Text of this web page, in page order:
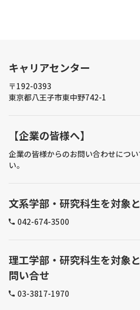
キャリアセンター
〒192-0393
東京都八王子市東中野742-1
【企業の皆様へ】
企業の皆様からのお問い合わせにつ
い。
文系学部・研究科生を対象
042-674-3500
理工学部・研究科生を対象
問い合せ
03-3817-1970